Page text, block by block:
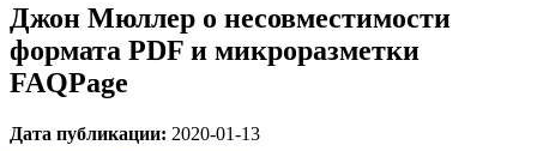
Джон Мюллер о несовместимости
формата PDF и микроразметки
FAQPage
Дата публикации: 2020-01-13